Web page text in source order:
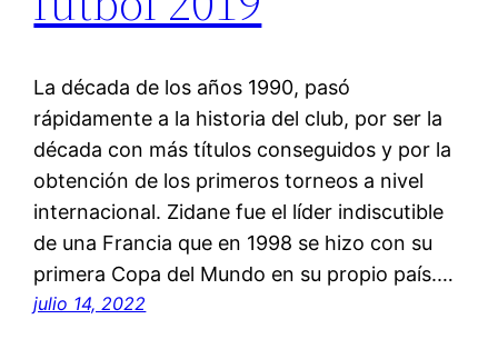
La década de los años 1990, pasó
rápidamente a la historia del club, por ser la
década con más títulos conseguidos y por la
obtención de los primeros torneos a nivel
internacional. Zidane fue el líder indiscutible
de una Francia que en 1998 se hizo con su
primera Copa del Mundo en su propio país.…
julio 14, 2022